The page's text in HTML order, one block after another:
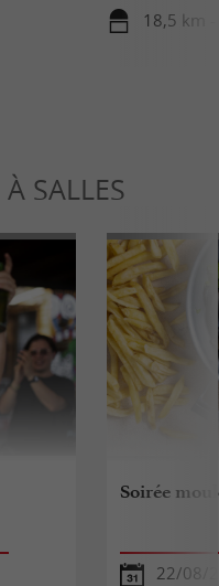
18,5 km
À SALLES
Soirée
22/08/